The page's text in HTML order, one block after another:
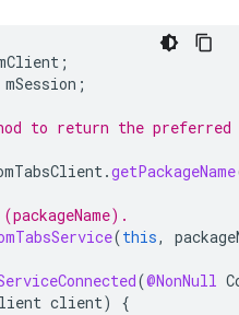
;
mSession ;
to return the preferred
.getPackageName
(this,
(@NonNull
client)
{